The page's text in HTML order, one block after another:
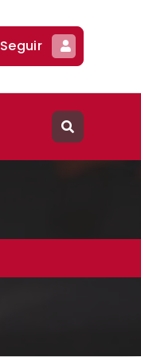
Seguir